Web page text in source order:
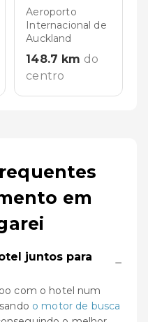
Aeroporto
Internacional de
Auckland
148.7 km do
centro
em
juntos para
−
com o hotel num
o motor de busca